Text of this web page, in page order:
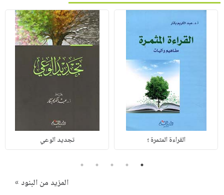
القراءة المثمرة ؛ تجديد الوعي
1
2
3
4
5
المزيد من البنود »